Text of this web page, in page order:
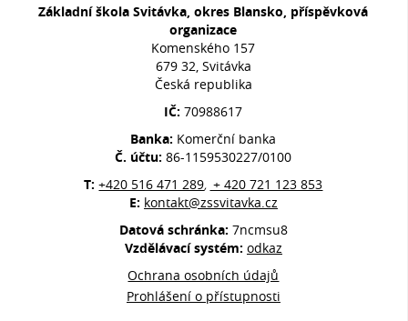
Základní škola Svitávka, okres Blansko, příspěvková
organizace
Komenského 157
679 32, Svitávka
Česká republika
IČ:70988617
Banka: Komerční banka
Č. účtu:86-1159530227/0100
T:+420 516 471 289, + 420 721 123 853
E: kontakt@zssvitavka.cz
Datová schránka: 7ncmsu8
Vzdělávací systém: odkaz
Ochrana osobních údajů
Prohlášení o přístupnosti